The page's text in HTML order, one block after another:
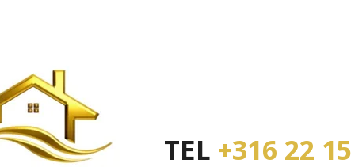
TEL +316 22